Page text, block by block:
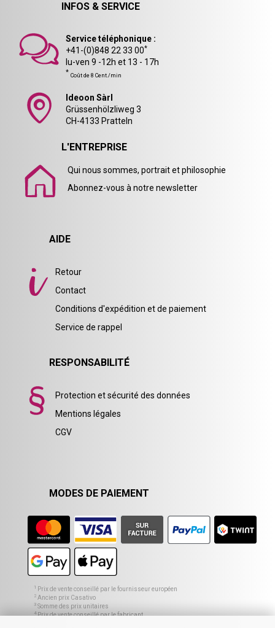
INFOS & SERVICE
Service téléphonique :
+41-(0)848 22 33 00*
lu-ven 9 -12h et 13 - 17h
* Coût de 8 Cent./min
Ideoon Sàrl
Grüssenhölzliweg 3
CH-4133 Pratteln
L'ENTREPRISE
Qui nous sommes, portrait et philosophie
Abonnez-vous à notre newsletter
AIDE
Retour
Contact
Conditions d'expédition et de paiement
Service de rappel
RESPONSABILITÉ
Protection et sécurité des données
Mentions légales
CGV
MODES DE PAIEMENT
1 Prix de vente conseillé par le fournisseur européen
2 Ancien prix Casativo
3 Somme des prix unitaires
4Prix de vente conseillé par le fabricant